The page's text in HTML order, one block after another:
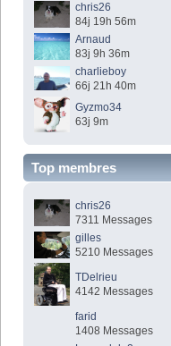
chris26
84j 19h 56m
Arnaud
83j 9h 36m
charlieboy
66j 21h 40m
Gyzmo34
63j 9m
Top membres
chris26
7311 Messages
gilles
5210 Messages
TDelrieu
4142 Messages
farid
1408 Messages